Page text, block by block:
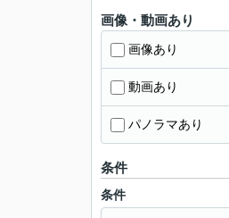
画像・動画あり
画像あり
動画あり
パノラマあり
条件
条件